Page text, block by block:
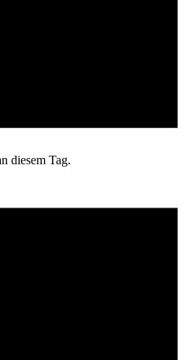
diesem Tag.